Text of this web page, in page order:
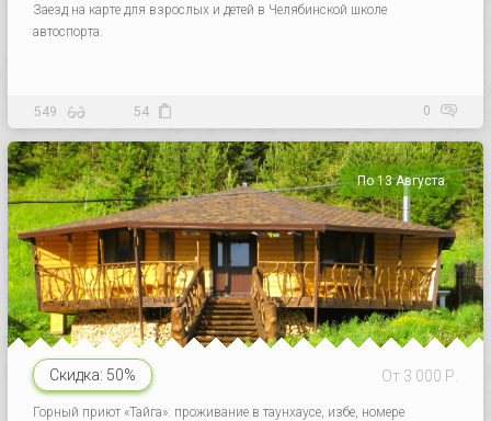
Заезд на карте для взрослых и детей в Челябинской школе
автоспорта.
549 54 0
По 13 Августа
Скидка: 50% От 3 000 Р.
Горный приют «Тайга»: проживание в таунхаусе, избе, номере